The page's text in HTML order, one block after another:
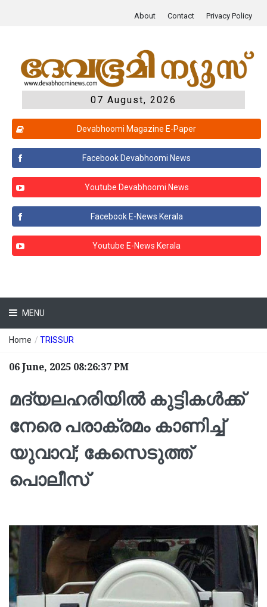
About Contact Privacy Policy
07 August, 2026
Devabhoomi Magazine E-Paper
Facebook Devabhoomi News
Youtube Devabhoomi News
Facebook E-News Kerala
Youtube E-News Kerala
MENU
Home / TRISSUR
06 June, 2025 08:26:37 PM
മദ്യലഹരിയിൽ കുട്ടികൾക്ക്
നേരെ പരാക്രമം കാണിച്ച്
യുവാവ്; കേസെടുത്ത്
പൊലീസ്